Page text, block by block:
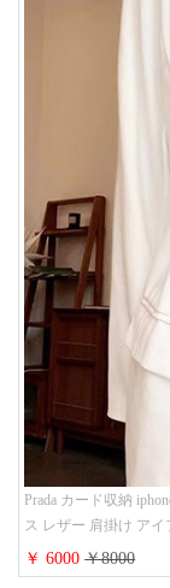
Prada カード収納
ス レザー 肩掛け ア
￥ 6000￥8000